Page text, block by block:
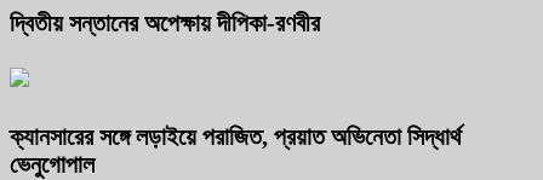
দ্বিতীয় সন্তানের অপেক্ষায় দীপিকা-রণবীর
ক্যানসারের সঙ্গে লড়াইয়ে পরাজিত, প্রয়াত অভিনেতা সিদ্ধার্থ
ভেনুগোপাল